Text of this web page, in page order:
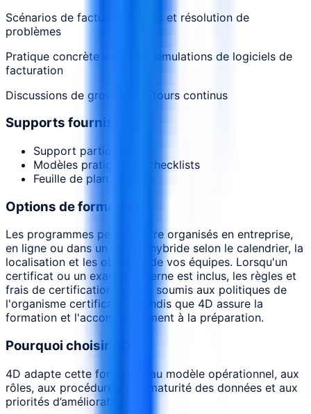
Scénarios de facturation réels et résolution de
problèmes
Pratique concrète avec des simulations de logiciels de
facturation
Discussions de groupe et retours continus
Supports fournis
Support participant
Modèles pratiques et checklists
Feuille de plan d’action
Options de formation
Les programmes peuvent être organisés en entreprise,
en ligne ou dans un format hybride selon le calendrier, la
localisation et les objectifs de vos équipes. Lorsqu'un
certificat ou un examen externe est inclus, les règles et
frais de certification restent soumis aux politiques de
l'organisme certificateur, tandis que 4D assure la
formation et l'accompagnement à la préparation.
Pourquoi choisir 4D
4D adapte cette formation au modèle opérationnel, aux
rôles, aux procédures, à la maturité des données et aux
priorités d’amélioration.